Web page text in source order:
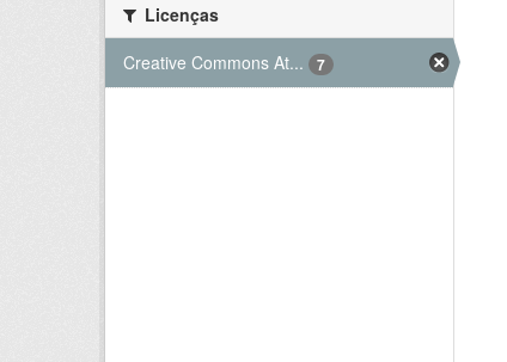
Licenças
Creative Commons At...
7